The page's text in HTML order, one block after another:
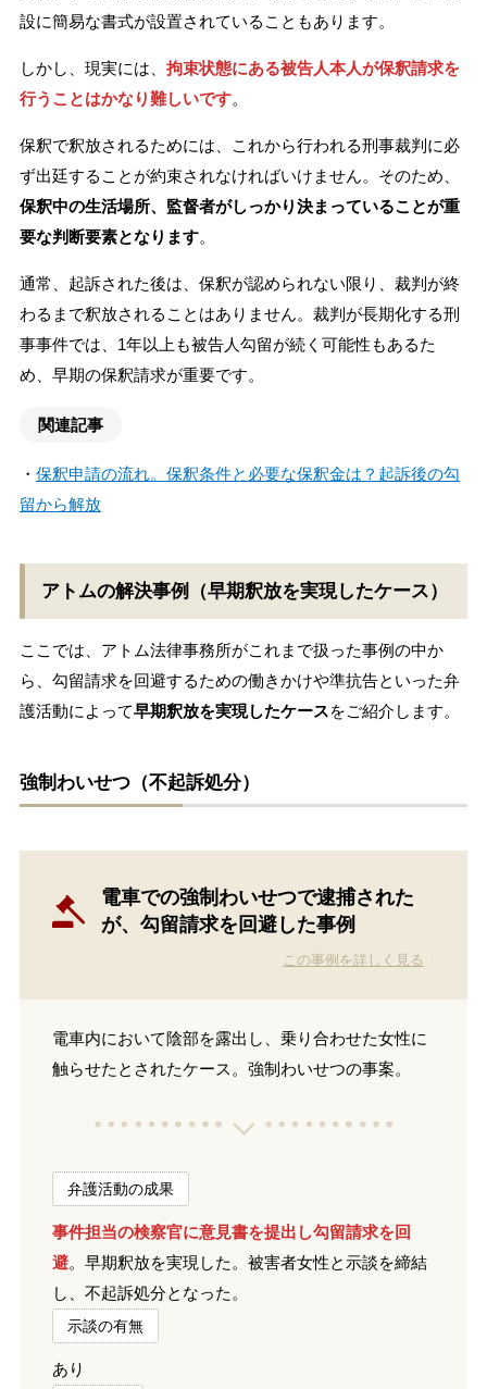
設に簡易な書式が設置されていることもあります。
しかし、現実には、 拘束状態にある被告人本人が保釈請求を
行うことはかなり難しいです。
保釈で釈放されるためには、これから行われる刑事裁判に必
ず出廷することが約束されなければいけません。そのため、
保釈中の生活場所、監督者がしっかり決まっていることが重
要な判断要素となります。
通常、起訴された後は、保釈が認められない限り、裁判が終
わるまで釈放されることはありません。裁判が長期化する刑
事事件では、1年以上も被告人勾留が続く可能性もあるた
め、早期の保釈請求が重要です。
関連記事
・ 保釈申請の流れ。保釈条件と必要な保釈金は？起訴後の勾
留から解放
アトムの解決事例（早期釈放を実現したケース）
ここでは、アトム法律事務所がこれまで扱った事例の中か
ら、勾留請求を回避するための働きかけや準抗告といった弁
護活動によって早期釈放を実現したケースをご紹介します。
強制わいせつ（不起訴処分）
電車での強制わいせつで逮捕された
が、勾留請求を回避した事例
この事例を詳しく見る
電車内において陰部を露出し、乗り合わせた女性に
触らせたとされたケース。強制わいせつの事案。
弁護活動の成果
事件担当の検察官に意見書を提出し勾留請求を回
避。早期釈放を実現した。被害者女性と示談を締結
し、不起訴処分となった。
示談の有無
あり